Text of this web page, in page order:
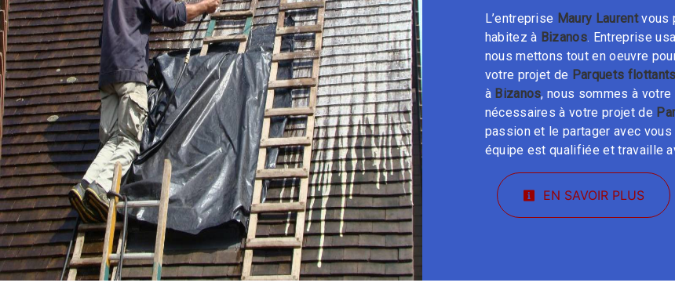
L’entreprise Maury Laurentvous
habitez à Bizanos. Entreprise
nous mettons tout en oeuvre
votre projet de Parquets flottants
à Bizanos, nous sommes à
nécessaires à votre projet de
passion et le partager avec
équipe est qualifiée et travaille
EN SAVOIR PLUS